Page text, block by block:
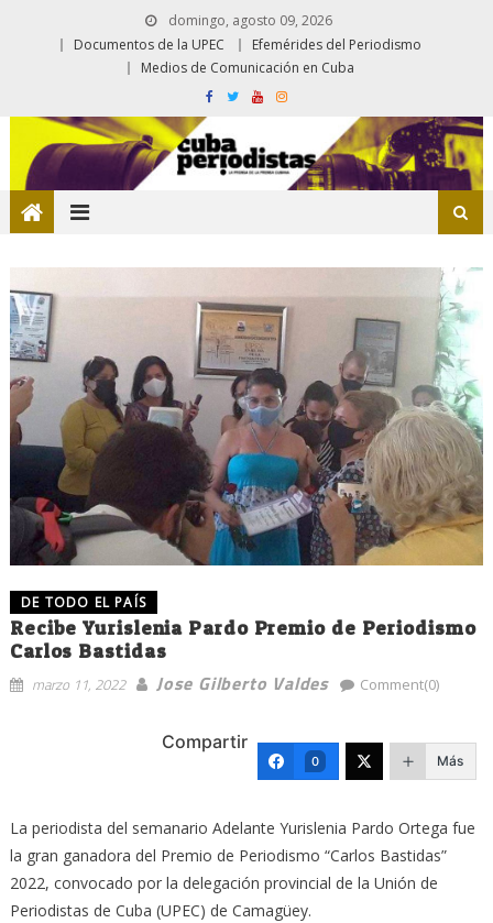
domingo, agosto 09, 2026
Documentos de la UPEC
Efemérides del Periodismo
Medios de Comunicación en Cuba
DE TODO EL PAÍS
Recibe Yurislenia Pardo Premio de Periodismo
Carlos Bastidas
marzo 11, 2022 Jose Gilberto Valdes Comment(0)
Compartir
0 Más
La periodista del semanario Adelante Yurislenia Pardo Ortega fue
la gran ganadora del Premio de Periodismo “Carlos Bastidas”
2022, convocado por la delegación provincial de la Unión de
Periodistas de Cuba (UPEC) de Camagüey.